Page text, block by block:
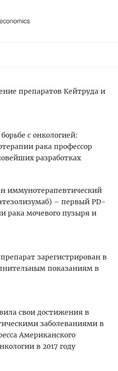
препаратов Кейтруда и
с онкологией:
рака профессор
разработках
иммунотерапевтический
– первый PD-
рака мочевого пузыря и
зарегистрирован в
показаниям в
свои достижения в
заболеваниями в
Американского
в 2017 году